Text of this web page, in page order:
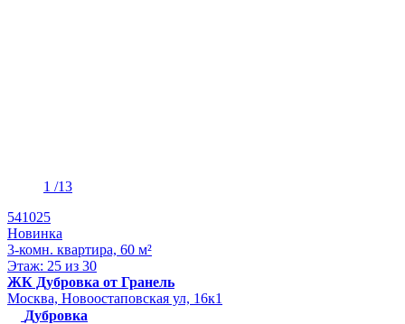
1 /13
541025
Новинка
3-комн. квартира, 60 м²
Этаж: 25 из 30
ЖК Дубровка от Гранель
Москва, Новоостаповская ул, 16к1
Дубровка